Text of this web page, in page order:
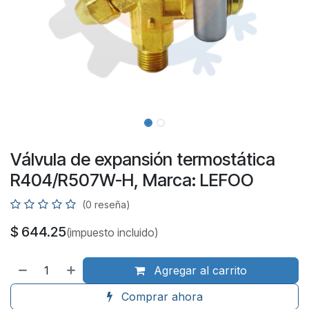
Válvula de expansión termostática
R404/R507W-H, Marca: LEFOO
(0 reseña)
$ 644.25(impuesto incluido)
Agregar al carrito
Comprar ahora